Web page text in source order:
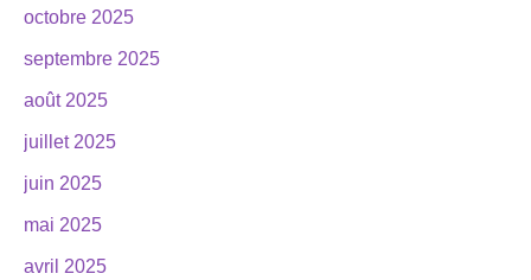
octobre 2025
septembre 2025
août 2025
juillet 2025
juin 2025
mai 2025
avril 2025